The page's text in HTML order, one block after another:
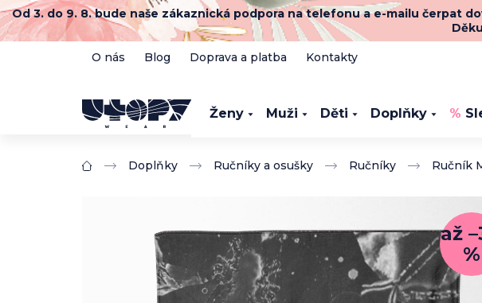
Přejít
na
obsah
Od 3. do 9. 8. bude naše zákaznická podpora na telefonu a e-mailu čerpat
O nás Blog Doprava a platba Kontakty
Ženy Muži Děti Doplňky
Domů Doplňky Ručníky a osušky Ručníky Ručník
až
%